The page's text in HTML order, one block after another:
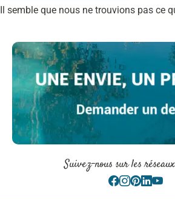
Il semble que nous ne trouvions pas ce
Suivez-nous sur les